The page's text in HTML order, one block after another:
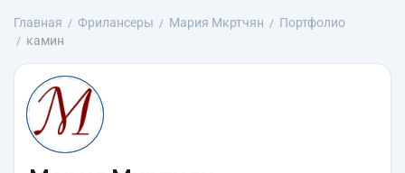
Главная Фрилансеры Mария Мкртчян
Портфолио
камин